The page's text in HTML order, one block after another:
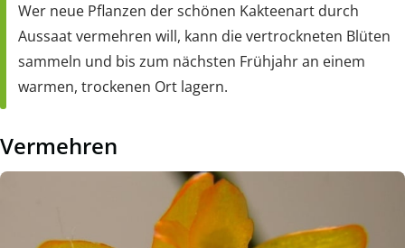
Wer neue Pflanzen der schönen Kakteenart durch
Aussaat vermehren will, kann die vertrockneten Blüten
sammeln und bis zum nächsten Frühjahr an einem
warmen, trockenen Ort lagern.
Vermehren